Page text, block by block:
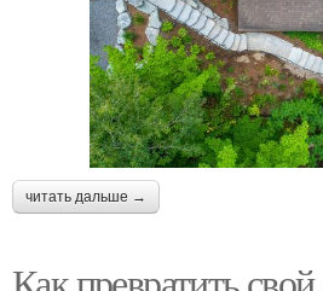
читать дальше →